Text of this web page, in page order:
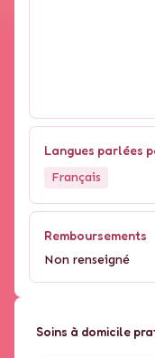
Langues parlées
Français
Remboursements
Non renseigné
Soins à domicile